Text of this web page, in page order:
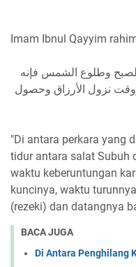
Imam Ibnul Qayyim
وطلوع الشمس فإنه
نزول الأرزاق وحصول
"Di antara perkara yang
tidur antara salat Subuh
waktu keberuntungan
kuncinya, waktu
(rezeki) dan datangnya
BACA JUGA
Di Antara Penghilang